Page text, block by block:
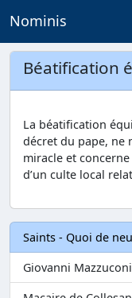
Nominis
Béatification
La béatification
décret du pape, ne
miracle et
d’un culte local
Saints - Quoi de
Giovanni Mazzuconi